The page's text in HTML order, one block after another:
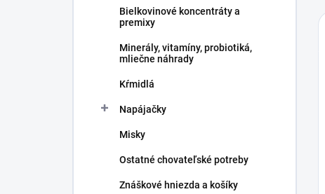
Bielkovinové koncentráty a
premixy
Minerály, vitamíny, probiotiká,
mliečne náhrady
Kŕmidlá
Napájačky
Misky
Ostatné chovateľské potreby
Znáškové hniezda a košíky